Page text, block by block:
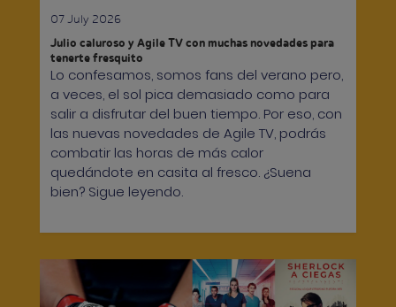
07 July 2026
Julio caluroso y Agile TV con muchas novedades para
tenerte fresquito
Lo confesamos, somos fans del verano pero,
a veces, el sol pica demasiado como para
salir a disfrutar del buen tiempo. Por eso, con
las nuevas novedades de Agile TV, podrás
combatir las horas de más calor
quedándote en casita al fresco. ¿Suena
bien? Sigue leyendo.